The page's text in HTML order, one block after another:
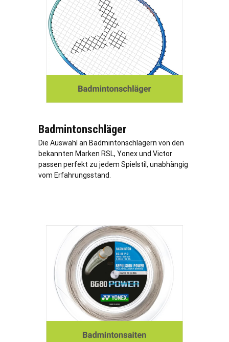
Badmintonschläger
Die Auswahl an Badmintonschlägern von den
bekannten Marken RSL, Yonex und Victor
passen perfekt zu jedem Spielstil, unabhängig
vom Erfahrungsstand.